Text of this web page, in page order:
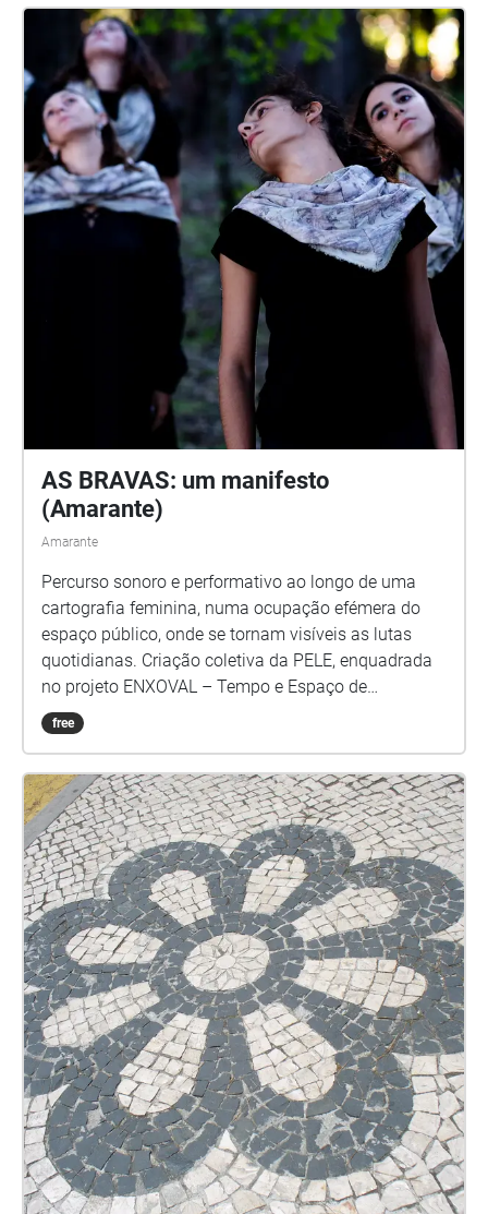
parece responder aos seus movimentos, criando
uma sobreposição entre a cidade real e a cidade
imaginada. Neste convite à escuta, o real e o
imaginário fundem-se, e a cidade revela-se como um
lugar aberto ao inesperado. Equipa Direção Artística
e Composição: Raquel Castro Guião e Composição:
Daniel Jonas Captação de Som e Composição:
Cláudia Martinho Percussão e Composição: Gustavo
Costa Grande Prémio de Literatura dst
https://gpliteratura.dstgroup.pt/braga-cidade-aberta-
claudia-martinho-daniel-jonas-gustavo-costa-e-
AS BRAVAS: um manifesto
(Amarante)
Amarante
Percurso sonoro e performativo ao longo de uma
cartografia feminina, numa ocupação efémera do
espaço público, onde se tornam visíveis as lutas
quotidianas. Criação coletiva da PELE, enquadrada
no projeto ENXOVAL – Tempo e Espaço de
Resistência, que desde 2019 explora as temáticas
da igualdade de género através das práticas
Amarante.
free